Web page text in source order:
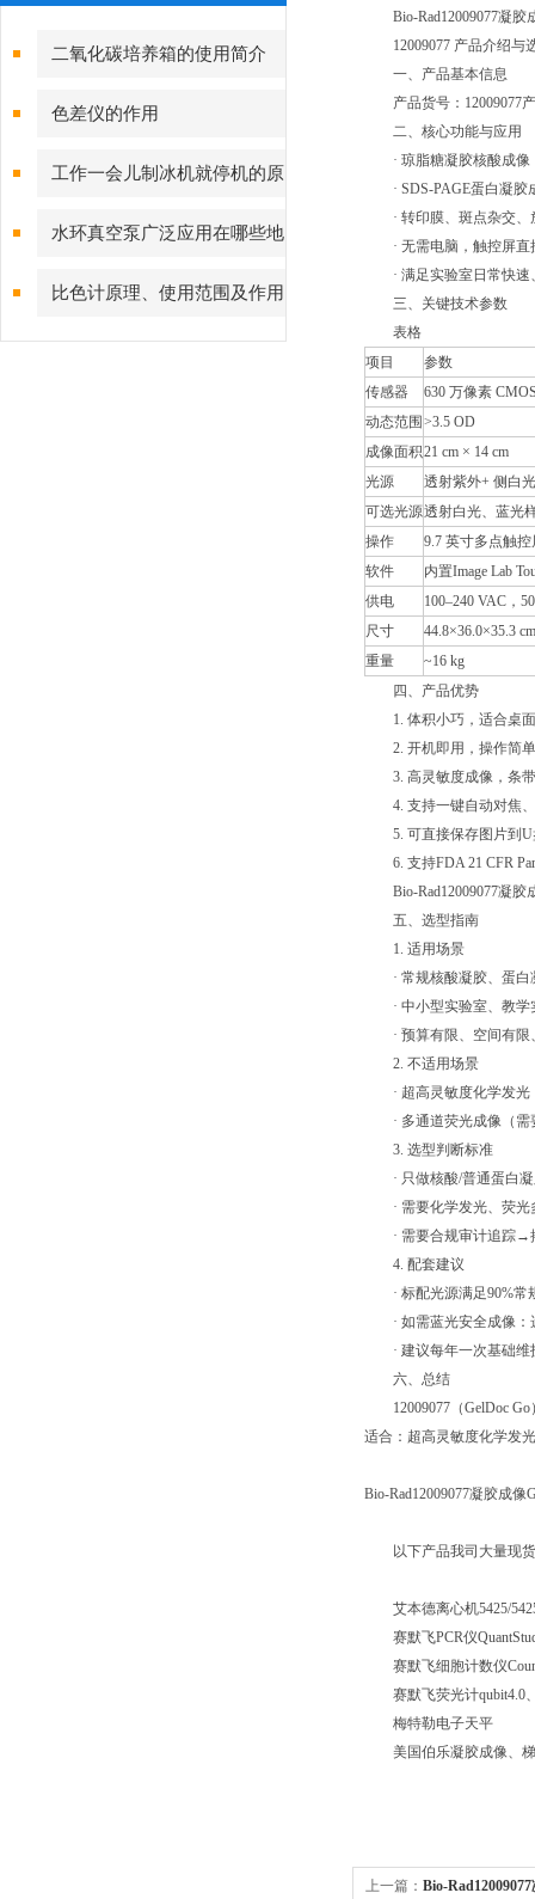
二氧化碳培养箱的使用简介
色差仪的作用
工作一会儿制冰机就停机的原
因分析，如何解决？
水环真空泵广泛应用在哪些地
方
比色计原理、使用范围及作用
Bio-Rad12009077凝
12009077 产品介绍与
一、产品基本信息
产品货号：12009077
二、核心功能与应用
· 琼脂糖凝胶核酸成像
· SDS-PAGE蛋白凝
· 转印膜、斑点杂交
· 无需电脑，触控屏
· 满足实验室日常快
三、关键技术参数
表格
项目
参数
传感器
630 万像素
动态范围 >3.5 OD
成像面积21 cm × 14 cm
光源
透射紫外+ 侧白
可选光源透射白光、蓝光
操作
9.7 英寸多点触控
软件
内置Image Lab
供电
100–240 VAC，
尺寸
44.8×36.0×35.3 cm
重量
~16 kg
四、产品优势
1. 体积小巧，适合桌
2. 开机即用，操作简
3. 高灵敏度成像，条
4. 支持一键自动对焦
5. 可直接保存图片到
6. 支持FDA 21 CFR
Bio-Rad12009077凝
五、选型指南
1. 适用场景
· 常规核酸凝胶、蛋
· 中小型实验室、教
· 预算有限、空间有
2. 不适用场景
· 超高灵敏度化学发
· 多通道荧光成像（
3. 选型判断标准
· 只做核酸/普通蛋白
· 需要化学发光、荧
· 需要合规审计追踪→
4. 配套建议
· 标配光源满足90%常
· 如需蓝光安全成像
· 建议每年一次基础
六、总结
12009077（GelDoc
适合：超高灵敏度化学发
Bio-Rad12009077凝胶成
以下产品我司大量现
艾本德离心机5425/
赛默飞PCR仪
赛默飞细胞计数仪
赛默飞荧光计qubit4.0
梅特勒电子天平
美国伯乐凝胶成像、
上一篇： Bio-